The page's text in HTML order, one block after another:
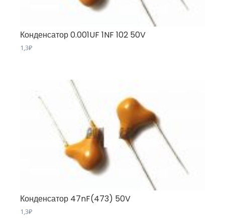
Конденсатор 0.001UF 1NF 102 50V
1,3₽
Конденсатор 47nF(473) 50V
1,3₽